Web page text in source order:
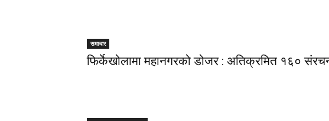
समाचार
फिर्केखोलामा महानगरको डोजर : अतिक्रमित १६०